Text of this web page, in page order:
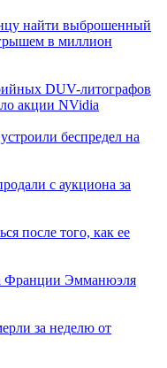
найти выброшенный
в миллион
DUV-литографов
акции NVidia
беспредел на
с аукциона за
после того, как ее
Франции Эмманюэля
за неделю от